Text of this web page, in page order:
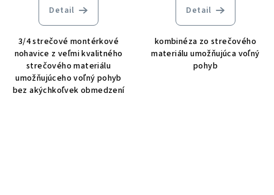
Detail
3/4 strečové montérkové
nohavice z veľmi kvalitného
strečového materiálu
umožňujúceho voľný pohyb
bez akýchkoľvek obmedzení
Detail
kombinéza zo strečového
materiálu umožňujúca voľný
pohyb